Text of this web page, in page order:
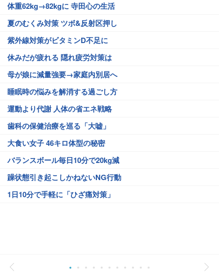
体重62kg→82kgに 寺田心の生活
夏のむくみ対策 ツボ&反射区押し
紫外線対策がビタミンD不足に
休みだが疲れる 隠れ疲労対策は
母が娘に減量強要→家庭内別居へ
睡眠時の悩みを解消する過ごし方
運動より代謝 人体の省エネ戦略
歯科の保健治療を巡る「大嘘」
大食い女子 46キロ体型の秘密
バランスボール毎日10分で20kg減
躁状態引き起こしかねないNG行動
1日10分で手軽に「ひざ痛対策」